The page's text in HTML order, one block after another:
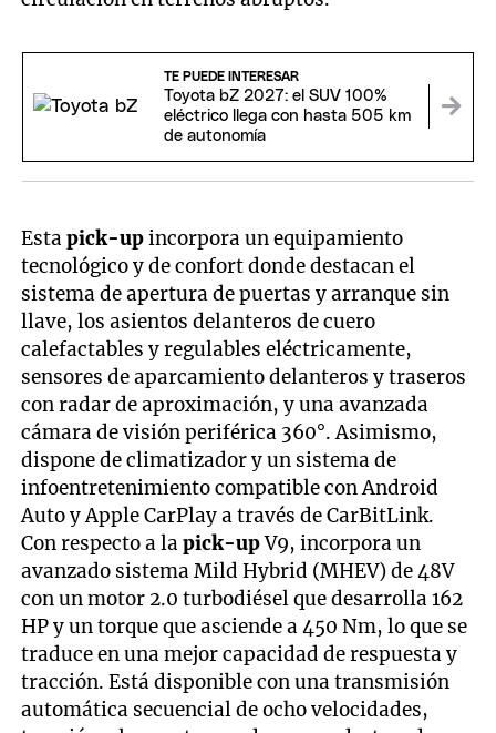
TE PUEDE INTERESAR
Toyota bZ 2027: el SUV 100%
eléctrico llega con hasta 505 km
de autonomía
Estapick-upincorpora un equipamiento
tecnológico y de confort donde destacan el
sistema de apertura de puertas y arranque sin
llave, los asientos delanteros de cuero
calefactables y regulables eléctricamente,
sensores de aparcamiento delanteros y traseros
con radar de aproximación, y una avanzada
cámara de visión periférica 360°. Asimismo,
dispone de climatizador y un sistema de
infoentretenimiento compatible con Android
Auto y Apple CarPlay a través de CarBitLink.
Con respecto a lapick-upV9, incorpora un
avanzado sistema Mild Hybrid (MHEV) de 48V
con un motor 2.0 turbodiésel que desarrolla 162
HP y un torque que asciende a 450 Nm, lo que se
traduce en una mejor capacidad de respuesta y
tracción. Está disponible con una transmisión
automática secuencial de ocho velocidades,